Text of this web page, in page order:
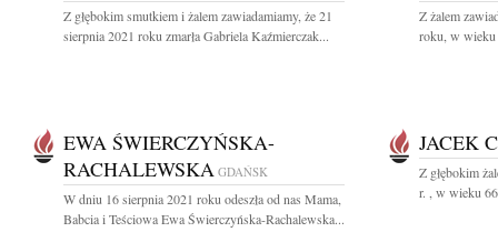
Z głębokim smutkiem i żalem zawiadamiamy, że 21
sierpnia 2021 roku zmarła Gabriela Kaźmierczak...
Z żalem
roku, w wieku
EWA ŚWIERCZYŃSKA-
RACHALEWSKA GDAŃSK
W dniu 16 sierpnia 2021 roku odeszła od nas Mama,
Babcia i Teściowa Ewa Świerczyńska-Rachalewska...
JACEK
Z głębokim
r. , w wieku